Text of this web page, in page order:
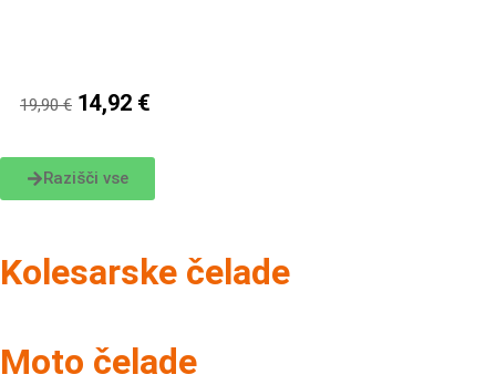
19,90€ 14,92 €
Razišči vse
Kolesarske čelade
Moto čelade